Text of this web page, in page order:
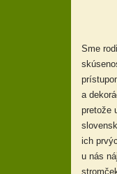
Sme
a
pretože
ich
u nás